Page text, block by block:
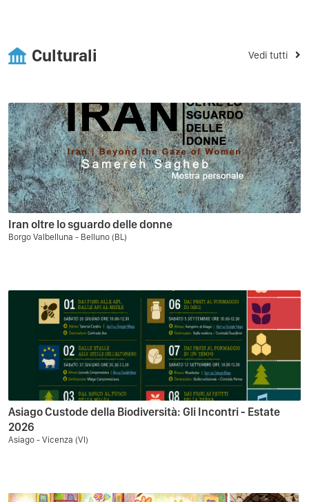
Culturali Vedi tutti
Iran oltre lo sguardo delle donne
Borgo Valbelluna - Belluno (BL)
Asiago Custode della Biodiversità: Gli Incontri - Estate
2026
Asiago - Vicenza (VI)